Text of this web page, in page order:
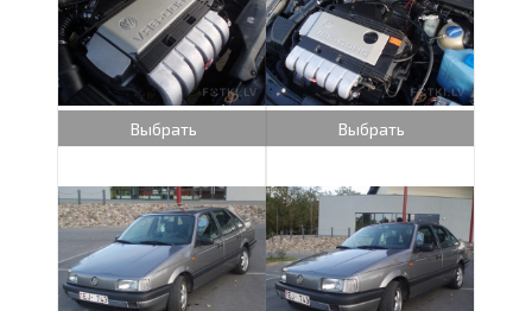
Выбрать Выбрать